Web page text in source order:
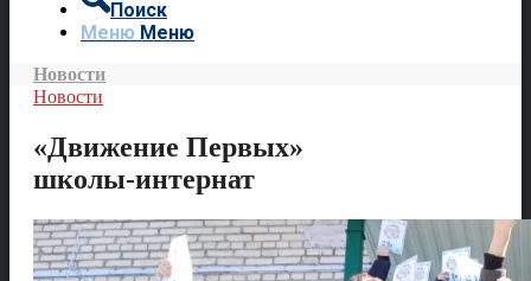
Поиск
Меню Меню
Новости
Новости
«Движение Первых»
школы-интернат